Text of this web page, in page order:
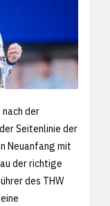
der
Seitenlinie der
Neuanfang mit
der richtige
des THW